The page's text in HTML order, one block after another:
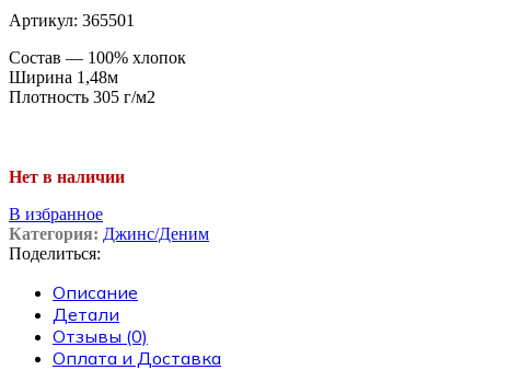
Артикул: 365501
Состав — 100% хлопок
Ширина 1,48м
Плотность 305 г/м2
Нет в наличии
В избранное
Категория: Джинс/Деним
Поделиться:
Описание
Детали
Отзывы (0)
Оплата и Доставка